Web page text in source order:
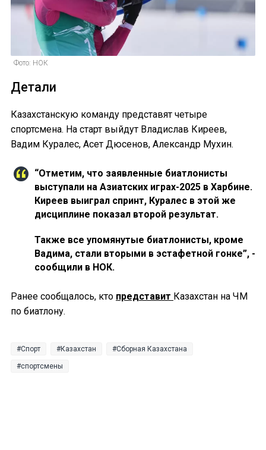
Фото: НОК
Детали
Казахстанскую команду представят четыре
спортсмена. На старт выйдут Владислав Киреев,
Вадим Куралес, Асет Дюсенов, Александр Мухин.
“Отметим, что заявленные биатлонисты
выступали на Азиатских играх-2025 в Харбине.
Киреев выиграл спринт, Куралес в этой же
дисциплине показал второй результат.
Также все упомянутые биатлонисты, кроме
Вадима, стали вторыми в эстафетной гонке”, -
сообщили в НОК.
Ранее сообщалось, кто представит Казахстан на ЧМ
по биатлону.
Спорт Казахстан Сборная Казахстана
спортсмены